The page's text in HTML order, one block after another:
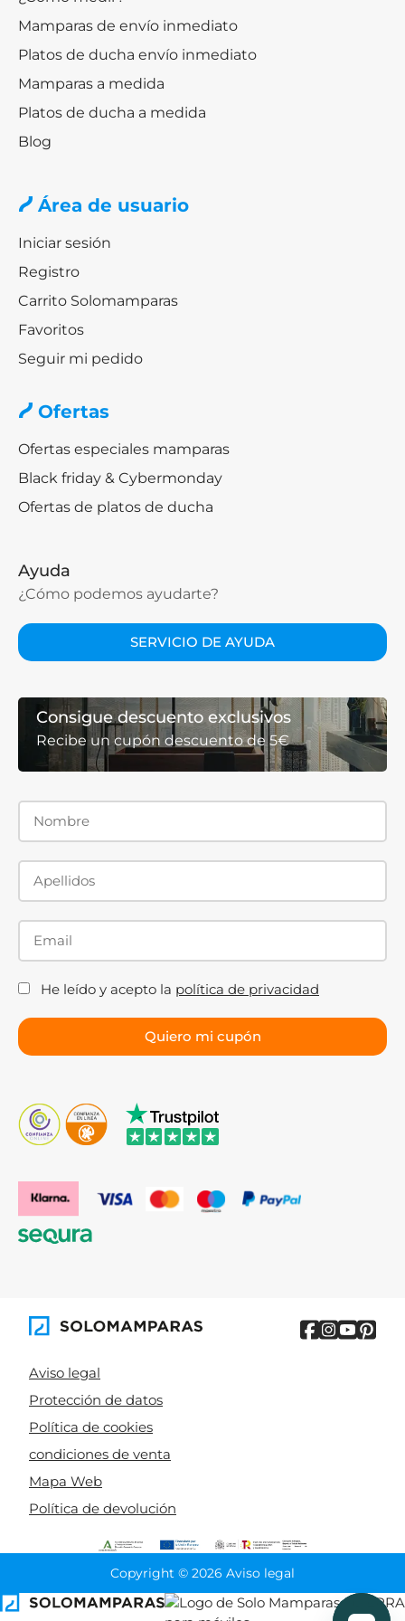
Tonos claros:blanco, beige y arena.
Tonos oscuros:gris, grafito y marrón.
Personalización a medida disponible según
proyecto.
Elegir un color adecuado facilita la integración con
Plato de ducha resina: formas y
guía de selección
Elegir la forma y tamaño adecuados asegura
comodidad y estética:
Forma
recomendado
Rectangular
Cuadrado
100x100
medida
Antes de comprar, mide tu espacio y deja al menos 5
cm libres alrededor del plato para una instalación
óptima.
personalización
Los platos de ducha de resina destacan por su diseño y
Textura antideslizante
Esquinas redondeadas o cuadradassegún
preferencia.
Desagües integrados o lineales,
La personalización permite un baño exclusivo, elegante
Problemas comunes de los
platos de ducha de resina
débiles te ayuda a elegir bien y a que tu plato dure
más:
modelos blancos y suele deberse al uso de
productos de limpieza inadecuados (lejía,
abrasivos) o a la acumulación de cal no retirada. Se
piedra natural, pero el agua dura puede dejar
este problema.
Rayado superficial.
masa (el color llega hasta el interior del material,
no solo la superficie) disimulan mucho mejor un
rasguño que los que solo tienen color en la capa
rayarse.
Pérdida de adherencia antideslizante.
años, y si se usan productos muy agresivos de
Mamparas de envío inmediato
Platos de ducha envío inmediato
Mamparas a medida
Platos de ducha a medida
Blog
Área de usuario
Iniciar sesión
Registro
Carrito Solomamparas
Favoritos
Seguir mi pedido
Ofertas
Ofertas especiales mamparas
Black friday & Cybermonday
Ofertas de platos de ducha
Ayuda
¿Cómo podemos ayudarte?
SERVICIO DE AYUDA
Consigue descuento exclusivos
Recibe un cupón descuento de 5€
He leído y acepto la política de privacidad
Aviso legal
Protección de datos
Política de cookies
condiciones de venta
Mapa Web
Política de devolución
Copyright © 2026 Aviso legal
CIERRA